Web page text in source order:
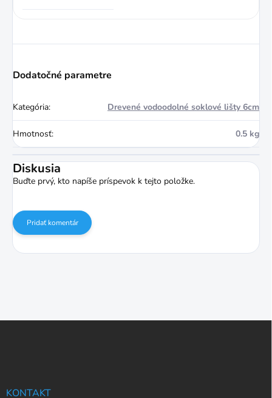
Dodatočné parametre
Kategória: Drevené vodoodolné soklové lišty 6cm
Hmotnosť: 0.5 kg
Diskusia
Buďte prvý, kto napíše príspevok k tejto položke.
Pridať komentár
Z
KONTAKT